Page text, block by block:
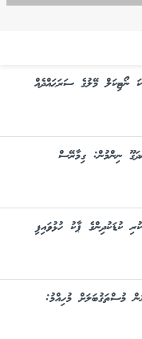
މީހުން ހޯދަން 7400 އަކަ ނޯޓިކަލް މޭލުގެ ސަރަޙައްދެއް
ނިންމުން: ގިމާރޭސް
ކުޑަކުދިންގެ ޕާކު ހުޅުވައިފި
މުސްތަޤުބަލަށް މުހިއްމު: